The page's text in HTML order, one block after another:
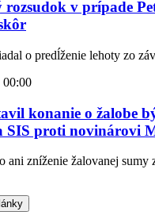
rozsudok v prípade
o predĺženie lehoty zo
00:00
konanie o žalobe
SIS proti novinárovi
ani zníženie žalovanej sumy